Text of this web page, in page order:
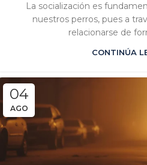
La socialización es
nuestros perros, pues a
relacionarse de
CONTINÚA
04
AGO